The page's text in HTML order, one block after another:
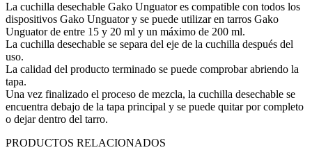
La cuchilla desechable Gako Unguator es compatible con todos los
dispositivos Gako Unguator y se puede utilizar en tarros Gako
Unguator de entre 15 y 20 ml y un máximo de 200 ml.
La cuchilla desechable se separa del eje de la cuchilla después del
uso.
La calidad del producto terminado se puede comprobar abriendo la
tapa.
Una vez finalizado el proceso de mezcla, la cuchilla desechable se
encuentra debajo de la tapa principal y se puede quitar por completo
o dejar dentro del tarro.
PRODUCTOS RELACIONADOS